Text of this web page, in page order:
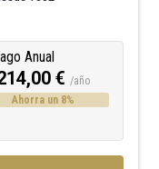
Anual
€ /año
Ahorra un 8%